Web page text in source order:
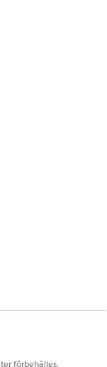
av
eller andra
en representant.
förbehålles.